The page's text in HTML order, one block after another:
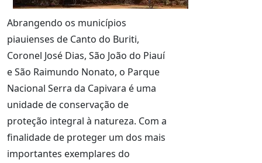
Abrangendo os municípios
piauienses de Canto do Buriti,
Coronel José Dias, São João do Piauí
e São Raimundo Nonato, o Parque
Nacional Serra da Capivara é uma
unidade de conservação de
proteção integral à natureza. Com a
finalidade de proteger um dos mais
importantes exemplares do